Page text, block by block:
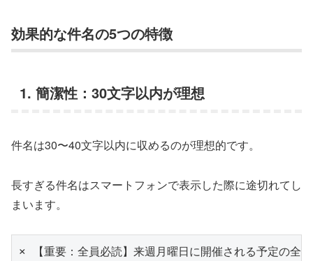
効果的な件名の5つの特徴
1. 簡潔性：30文字以内が理想
件名は30〜40文字以内に収めるのが理想的です。
長すぎる件名はスマートフォンで表示した際に途切れてし
まいます。
× 【重要：全員必読】来週月曜日に開催される予定の全